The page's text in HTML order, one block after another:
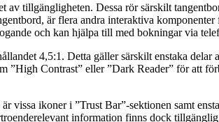
tillgängligheten. Dessa rör särskilt
är flera andra interaktiva komponenter
och kan hjälpa till med bokningar via
4,5:1. Detta gäller särskilt enstaka delar
Contrast” eller ”Dark Reader” för att
vissa ikoner i ”Trust Bar”-sektionen samt
information finns dock